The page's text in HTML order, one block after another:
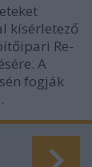
kísérletező
Re-
A
fogják